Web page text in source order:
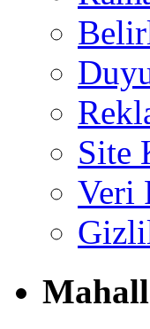
Site
Veri